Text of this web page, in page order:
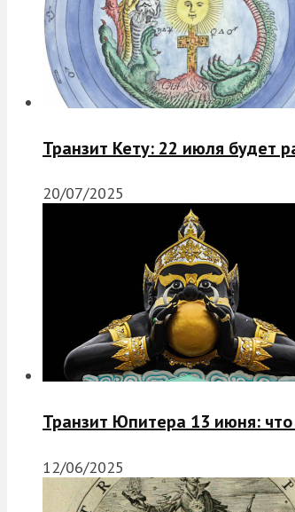
Транзит Кету: 22 июля будет
20/07/2025
Транзит Юпитера 13 июня:
12/06/2025